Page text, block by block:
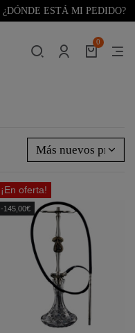
¿DÓNDE ESTÁ MI PEDIDO?
0
Más nuevos
¡En oferta!
-145,00€